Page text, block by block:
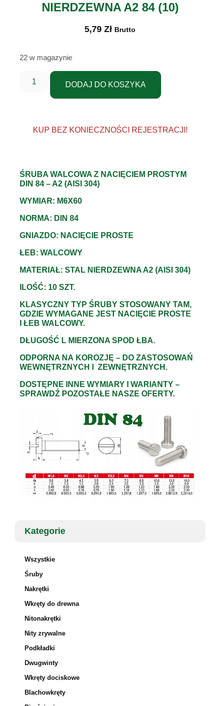
Kategorie
Wszystkie
Śruby
Nakrętki
Wkręty do drewna
Nitonakrętki
Nity zrywalne
Podkładki
Dwugwinty
Wkręty dociskowe
Blachowkręty
NIERDZEWNA A2 84 (10)
5,79 Zł Brutto
22 w magazynie
DODAJ DO KOSZYKA
KUP BEZ KONIECZNOŚCI REJESTRACJI!
ŚRUBA WALCOWA Z NACIĘCIEM PROSTYM
DIN 84 – A2 (AISI 304)
WYMIAR: M6X60
NORMA: DIN 84
GNIAZDO: NACIĘCIE PROSTE
ŁEB: WALCOWY
MATERIAŁ: STAL NIERDZEWNA A2 (AISI 304)
ILOŚĆ: 10 SZT.
KLASYCZNY TYP ŚRUBY STOSOWANY TAM,
GDZIE WYMAGANE JEST NACIĘCIE PROSTE
I ŁEB WALCOWY.
DŁUGOŚĆ L MIERZONA SPOD ŁBA.
ODPORNA NA KOROZJĘ – DO ZASTOSOWAŃ
WEWNĘTRZNYCH I ZEWNĘTRZNYCH.
DOSTĘPNE INNE WYMIARY I WARIANTY –
SPRAWDŹ POZOSTAŁE NASZE OFERTY.